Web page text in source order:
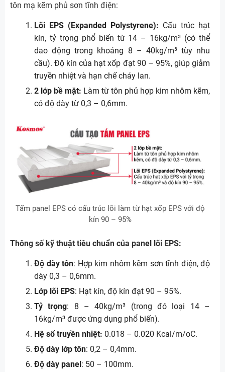
tôn mạ kẽm phủ sơn tĩnh điện:
Lõi EPS (Expanded Polystyrene): Cấu trúc hạt
kín, tỷ trọng phổ biến từ 14 – 16kg/m³ (có thể
dao động trong khoảng 8 – 40kg/m³ tùy nhu
cầu). Độ kín của hạt xốp đạt 90 – 95%, giúp giảm
truyền nhiệt và hạn chế cháy lan.
2 lớp bề mặt: Làm từ tôn phủ hợp kim nhôm kẽm,
có độ dày từ 0,3 – 0,6mm.
Tấm panel EPS có cấu trúc lõi làm từ hạt xốp EPS với độ
kín 90 – 95%
Thông số kỹ thuật tiêu chuẩn của panel lõi EPS:
Độ dày tôn: Hợp kim nhôm kẽm sơn tĩnh điện, độ
dày 0,3 – 0,6mm.
Lớp lõi EPS: Hạt kín, độ kín đạt 90 – 95%.
Tỷ trọng: 8 – 40kg/m³ (trong đó loại 14 –
16kg/m³ được ứng dụng phổ biến).
Hệ số truyền nhiệt: 0.018 – 0.020 Kcal/m/oC.
Độ dày lớp tôn: 0,2 – 0,4mm.
Độ dày panel: 50 – 100mm.